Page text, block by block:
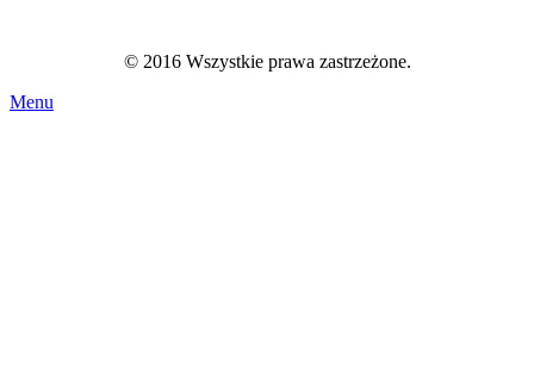
© 2016 Wszystkie prawa zastrzeżone.
Menu